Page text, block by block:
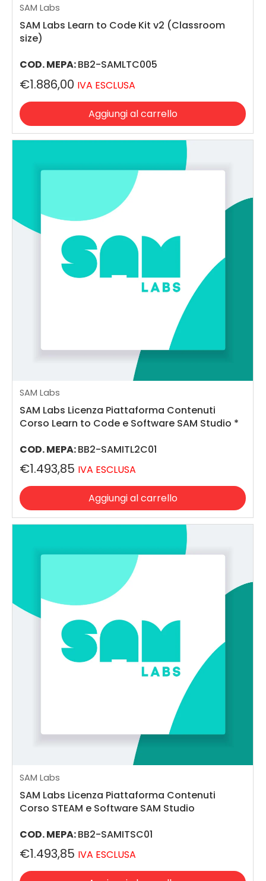
SAM Labs
SAM Labs Learn to Code Kit v2 (Classroom
size)
COD. MEPA:BB2-SAMLTC005
€1.886,00 IVA ESCLUSA
Aggiungi al carrello
SAM Labs
SAM Labs Licenza Piattaforma Contenuti
Corso Learn to Code e Software SAM Studio *
COD. MEPA:BB2-SAMITL2C01
€1.493,85 IVA ESCLUSA
Aggiungi al carrello
SAM Labs
SAM Labs Licenza Piattaforma Contenuti
Corso STEAM e Software SAM Studio
COD. MEPA:BB2-SAMITSC01
€1.493,85 IVA ESCLUSA
Iscriviti alla nostra Newsletter
Iscriviti alla nostra Newsletter per rimanere
sempre aggiornato su eventi, novità e